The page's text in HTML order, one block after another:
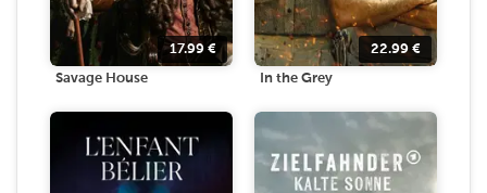
17.99 €
Savage House
22.99 €
In the Grey